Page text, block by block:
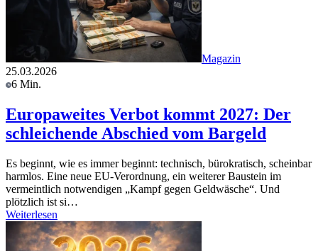
Magazin
25.03.2026
6 Min.
Europaweites Verbot kommt 2027: Der
schleichende Abschied vom Bargeld
Es beginnt, wie es immer beginnt: technisch, bürokratisch, scheinbar
harmlos. Eine neue EU-Verordnung, ein weiterer Baustein im
vermeintlich notwendigen „Kampf gegen Geldwäsche“. Und
plötzlich ist si…
Weiterlesen